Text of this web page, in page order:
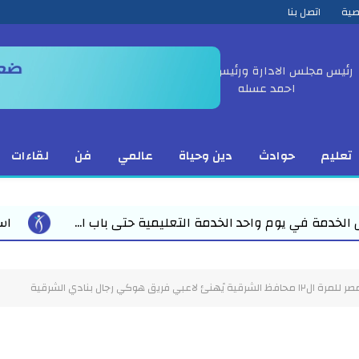
اتصل بنا
رئيس مجلس الادارة ورئيس التحرير
احمد عسله
تعليم حوادث دين وحياة عالمي فن لقاءات
استعدادا لاستقبال العام الدراسي
هوكي رجال بنادي الشرقية